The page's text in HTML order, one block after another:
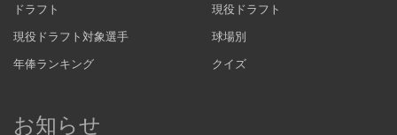
ドラフト
現役ドラフト
現役ドラフト対象選手
球場別
年俸ランキング
クイズ
お知らせ